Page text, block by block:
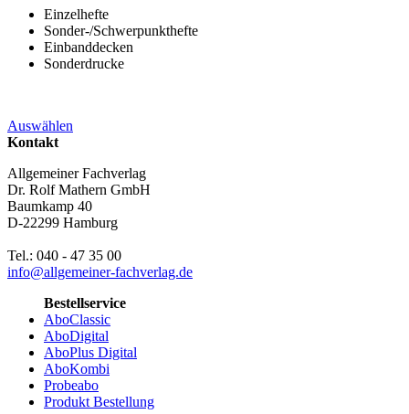
Einzelhefte
Sonder-/Schwerpunkthefte
Einbanddecken
Sonderdrucke
Auswählen
Kontakt
Allgemeiner Fachverlag
Dr. Rolf Mathern GmbH
Baumkamp 40
D-22299 Hamburg
Tel.: 040 - 47 35 00
info@allgemeiner-fachverlag.de
Bestellservice
AboClassic
AboDigital
AboPlus Digital
AboKombi
Probeabo
Produkt Bestellung